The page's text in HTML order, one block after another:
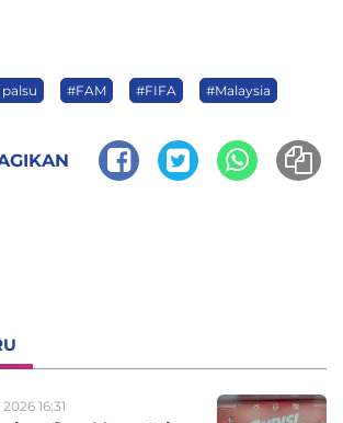
#FAM #FIFA #Malaysia
16:31